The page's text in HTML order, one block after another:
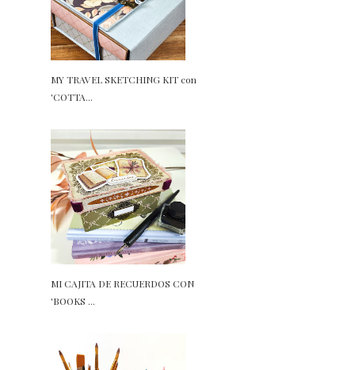
MY TRAVEL SKETCHING KIT con
'COTTA...
MI CAJITA DE RECUERDOS CON
'BOOKS ...